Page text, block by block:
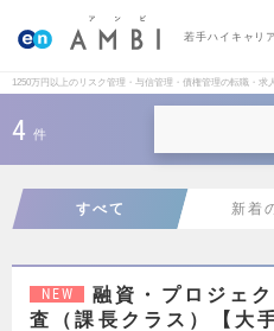
若手ハイキャリ
1250万円以上のリスク管理・与信管理・債権管理の転職・求
4 件
すべて 新着
NEW
融資・プロジェ
査（課長クラス）【大